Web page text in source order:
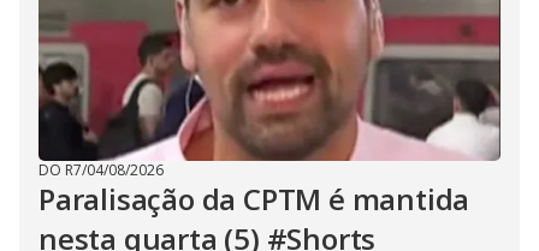
DO R7/04/08/2026
Paralisação da CPTM é mantida
nesta quarta (5) #Shorts